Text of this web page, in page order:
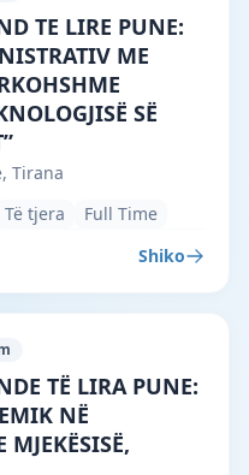
Tirana · Tiranë
TE LIRE PUNE:
ME
SË
Tirana
Të tjera Full Time
Shiko
Tirana · Tiranë
TË LIRA PUNE:
NË